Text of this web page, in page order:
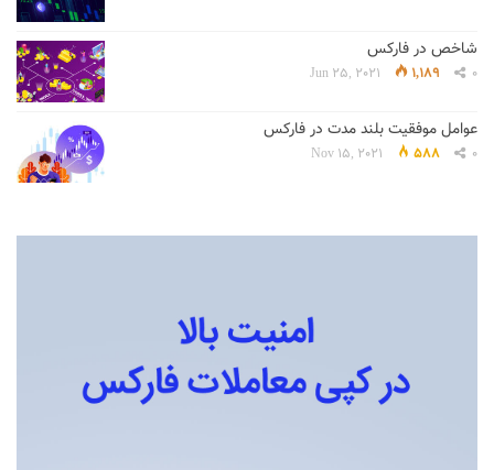
شاخص در فارکس
Jun 25, 2021 1,189 0
عوامل موفقیت بلند مدت در فارکس
Nov 15, 2021 588 0